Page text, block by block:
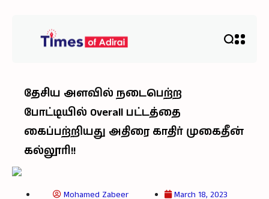
தேசிய அளவில் நடைபெற்ற
போட்டியில் Overall பட்டத்தை
கைப்பற்றியது அதிரை காதிர் முகைதீன்
கல்லூரி!!
Mohamed Zabeer March 18, 2023